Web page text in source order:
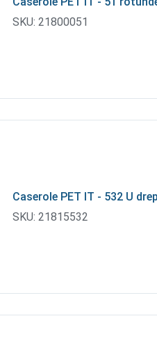
SKU: 21800051
Caserole PET IT - 532 U
SKU: 21815532